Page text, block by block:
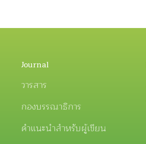
Journal
วารสาร
กองบรรณาธิการ
คำแนะนำสำหรับผู้เขียน